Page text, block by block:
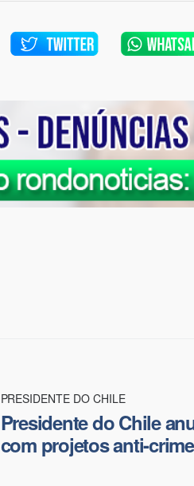
PRESIDENTE DO CHILE
Presidente do Chile
com projetos anti-